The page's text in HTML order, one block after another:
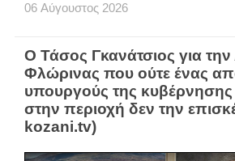
06 Αύγουστος 2026
Ο Τάσος Γκανάτσιος για
Φλώρινας που ούτε ένας
υπουργούς της
στην περιοχή δεν την
kozani.tv)